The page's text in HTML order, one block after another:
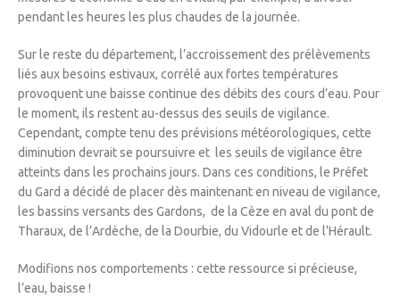
pendant les heures les plus chaudes de la journée.
Sur le reste du département, l’accroissement des prélèvements
liés aux besoins estivaux, corrélé aux fortes températures
provoquent une baisse continue des débits des cours d’eau. Pour
le moment, ils restent au-dessus des seuils de vigilance.
Cependant, compte tenu des prévisions météorologiques, cette
diminution devrait se poursuivre et les seuils de vigilance être
atteints dans les prochains jours. Dans ces conditions, le Préfet
du Gard a décidé de placerdès maintenant en niveau de vigilance,
les bassins versants des Gardons, de la Cèze en aval du pont de
Tharaux, de l’Ardèche, de la Dourbie, du Vidourle et de l’Hérault.
Modifions nos comportements : cette ressource si précieuse,
l’eau, baisse !